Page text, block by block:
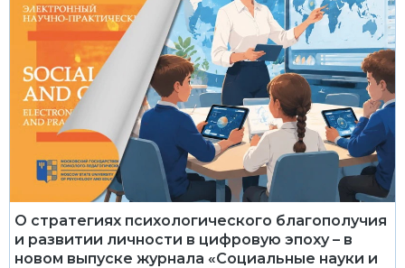
О стратегиях психологического благополучия
и развитии личности в цифровую эпоху – в
новом выпуске журнала «Социальные науки и